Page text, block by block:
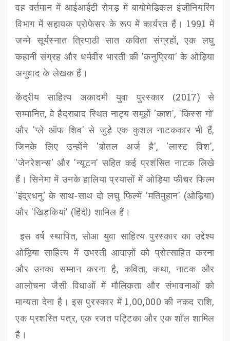
वह वर्तमान में आईआईटी रोपड़ में बायोमेडिकल इंजीनियरिंग
विभाग में सहायक प्रोफेसर के रूप में कार्यरत हैं। 1991 में
जन्मे सूर्यस्नात त्रिपाठी सात कविता संग्रहों,एक लघु
कहानी संग्रह और धर्मवीर भारती की 'कनुप्रिया'के ओड़िया
अनुवाद के लेखक हैं।
केंद्रीय साहित्य अकादमी युवा पुरस्कार (2017)से
सम्मानित,वे हैदराबाद स्थित नाट्य समूहों 'काश', 'किस्स गो'
और 'प्ले ऑफ शिव'से जुड़े एक कुशल नाटककार भी हैं,
जिनके लिए उन्होंने 'बोतल अर्ज है', 'लास्ट विश',
'जेनरेशन्स'और 'न्यूटन'सहित कई प्रशंसित नाटक लिखे
हैं। सिनेमा में उनके हालिया प्रयासों में ओड़िया फीचर फिल्म
'इंद्रधनु'के साथ-साथ दो लघु फिल्में 'मतिमुहान' (ओड़िया)
और 'खिड़कियां' (हिंदी) शामिल हैं।
इस वर्ष स्थापित,सोआ युवा साहित्य पुरस्कार का उद्देश्य
ओड़िया साहित्य में उभरती आवाज़ों को प्रोत्साहित करना
और उनका सम्मान करना है,कविता,कथा,नाटक और
आलोचना जैसी विधाओं में मौलिकता और संभावनाओं को
मान्यता देना है। इस पुरस्कार में 1,00,000 की नकद राशि,
एक प्रशस्ति पत्र,एक रजत पट्टिका और एक शॉल शामिल
है।